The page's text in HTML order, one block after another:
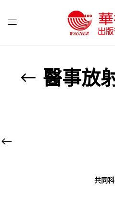
醫事放
共同科